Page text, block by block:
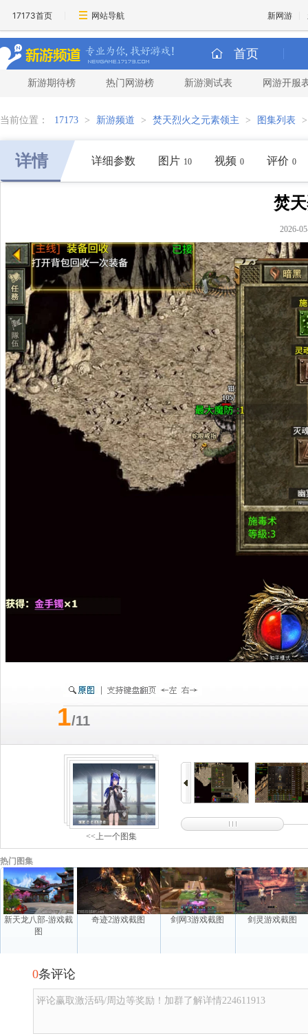
17173首页 网站导航 新网游
首页
新游期待榜 热门网游榜 新游测试表 网游开服
当前位置： 17173 > 新游频道 > 焚天烈火之元素领主 > 图集列表
详情 详细参数 图片 10 视频 0 评价 0
焚
2026-
1/11
<<上一个图集
热门图集
新天龙八部-游戏截
图
奇迹2游戏截图 剑网3游戏截图 剑灵游戏截图
0条评论
评论赢取激活码/周边等奖励！加群了解详情224611913